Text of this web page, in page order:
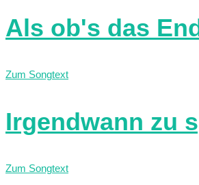
Als ob's das
Zum Songtext
Irgendwann zu
Zum Songtext